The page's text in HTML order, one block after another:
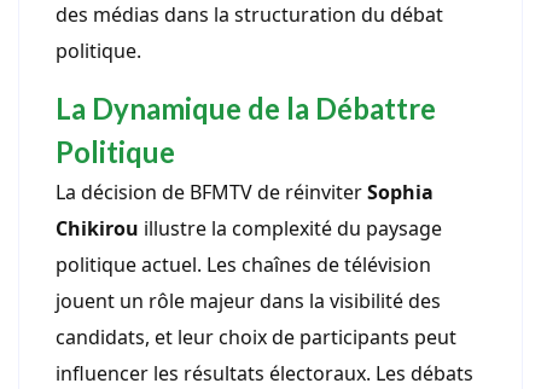
des médias dans la structuration du débat
politique.
La Dynamique de la Débattre
Politique
La décision de BFMTV de réinviterSophia
Chikirou illustre la complexité du paysage
politique actuel. Les chaînes de télévision
jouent un rôle majeur dans la visibilité des
candidats, et leur choix de participants peut
influencer les résultats électoraux. Les débats